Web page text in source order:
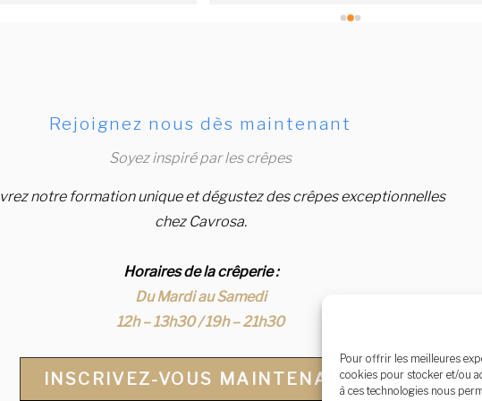
Pour offrir les meilleures
cookies pour stocker et/ou
à ces technologies nous
Rejoignez nous dès maintenant
Soyez inspiré par les crêpes
notre formation unique et dégustez des crêpes exceptionnelles
chez Cavrosa.
Horaires de la crêperie :
Du Mardi au Samedi
12h – 13h30 / 19h – 21h30
INSCRIVEZ-VOUS MAINTENANT